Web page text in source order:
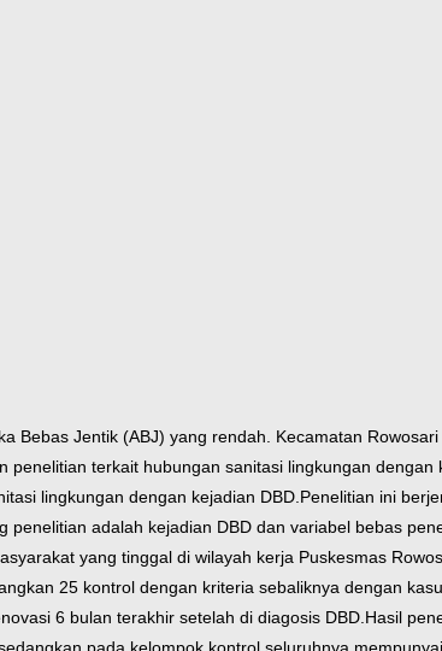
Bebas Jentik (ABJ) yang rendah. Kecamatan
terkait hubungan sanitasi lingkungan dengan
lingkungan dengan kejadian DBD. Penelitian ini
adalah kejadian DBD dan variabel bebas
yang tinggal di wilayah kerja Puskesmas
25 kontrol dengan kriteria sebaliknya dengan
6 bulan terakhir setelah di diagosis DBD. Hasil